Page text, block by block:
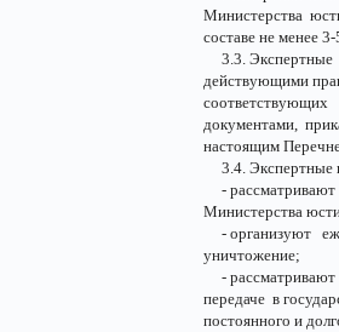
Министерства
составе не менее
3.3. Экспертные
действующими
документами,
настоящим
3.4. Экспертные
- рассматривают
Министерства
- организуют
уничтожение;
- рассматривают
передаче в
постоянного и